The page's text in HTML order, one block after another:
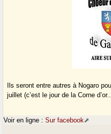
Ils seront entre autres à Nogaro
juillet (c’est le jour de la Corne
Voir en ligne :Sur facebook